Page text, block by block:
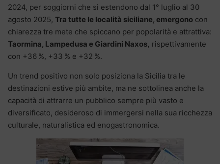
2024, per soggiorni che si estendono dal 1° luglio al 30
agosto 2025, Tra tutte le località siciliane, emergono con
chiarezza tre mete che spiccano per popolarità e attrattiva:
Taormina, Lampedusa e Giardini Naxos, rispettivamente
con +36 %, +33 % e +32 %.
Un trend positivo non solo posiziona la Sicilia tra le
destinazioni estive più ambite, ma ne sottolinea anche la
capacità di attrarre un pubblico sempre più vasto e
diversificato, desideroso di immergersi nella sua ricchezza
culturale, naturalistica ed enogastronomica.